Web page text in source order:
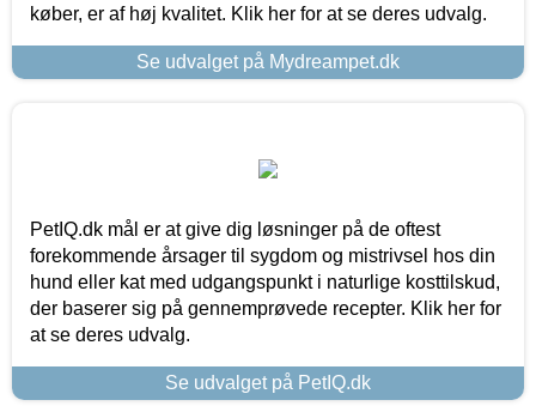
køber, er af høj kvalitet. Klik her for at se deres udvalg.
Se udvalget på Mydreampet.dk
PetIQ.dk mål er at give dig løsninger på de oftest
forekommende årsager til sygdom og mistrivsel hos din
hund eller kat med udgangspunkt i naturlige kosttilskud,
der baserer sig på gennemprøvede recepter. Klik her for
at se deres udvalg.
Se udvalget på PetIQ.dk